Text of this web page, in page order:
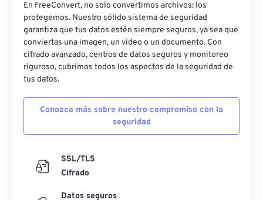
En FreeConvert, no solo convertimos archivos: los
protegemos. Nuestro sólido sistema de seguridad
garantiza que tus datos estén siempre seguros, ya sea que
conviertas una imagen, un video o un documento. Con
cifrado avanzado, centros de datos seguros y monitoreo
riguroso, cubrimos todos los aspectos de la seguridad de
tus datos.
Conozca más sobre nuestro compromiso con la
seguridad
SSL/TLS
Cifrado
Datos seguros